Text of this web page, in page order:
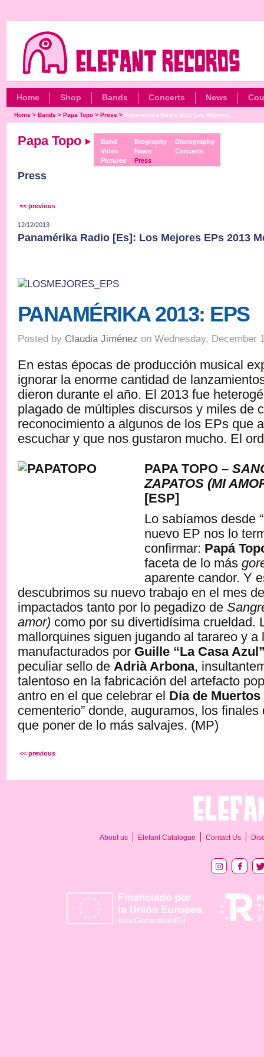
Home Shop Bands Concerts News
Home> Bands > Papa Topo> Press > Panamérika Radio [Es]: Los Mejores...
Papa Topo
Band
Video
Pictures
Biography
News
Press
Discography
Concerts
Press
<< previous
12/12/2013
Panamérika Radio [Es]: Los Mejores EPs 2013
PANAMÉRIKA 2013: EPS
Posted by Claudia Jiménez on Wednesday, December
En estas épocas de producción musical
ignorar la enorme cantidad de
dieron durante el año. El 2013 fue
plagado de múltiples discursos y miles de
reconocimiento a algunos de los EPs que
escuchar y que nos gustaron mucho. El
PAPA TOPO –
ZAPATOS (MI
[ESP]
Lo sabíamos desde
nuevo EP nos lo
confirmar: Papá
faceta de lo más
aparente candor. Y
descubrimos su nuevo trabajo en el mes
impactados tanto por lo pegadizo de
amor) como por su divertidísima crueldad.
mallorquines siguen jugando al tarareo y a
manufacturados por Guille “La Casa
peculiar sello de Adrià Arbona,
talentoso en la fabricación del artefacto
antro en el que celebrar el Día de Muertos
cementerio” donde, auguramos, los
que poner de lo más salvajes. (MP)
<< previous
About us Elefant Catalogue Contact Us